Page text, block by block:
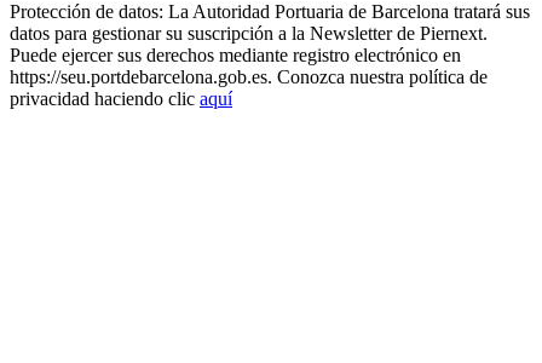
Protección de datos: La Autoridad Portuaria de Barcelona tratará sus
datos para gestionar su suscripción a la Newsletter de Piernext.
Puede ejercer sus derechos mediante registro electrónico en
https://seu.portdebarcelona.gob.es. Conozca nuestra política de
privacidad haciendo clic aquí